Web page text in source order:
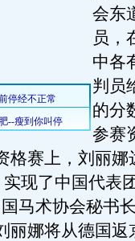
会东
员，
中各
判员
的分
参赛
格赛上，刘丽娜
现了中国代表
马术协会秘书
丽娜将从德国返